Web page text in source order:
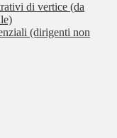
di vertice (da
(dirigenti non